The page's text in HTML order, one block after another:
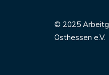
© 2025
Osthessen e.V.